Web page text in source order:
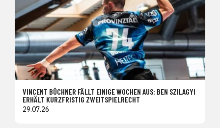
VINCENT BÜCHNER FÄLLT EINIGE WOCHEN AUS: BEN SZILAGYI
ERHÄLT KURZFRISTIG ZWEITSPIELRECHT
29.07.26